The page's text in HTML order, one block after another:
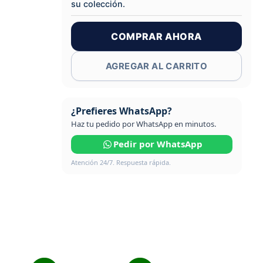
su colección.
COMPRAR AHORA
AGREGAR AL CARRITO
¿Prefieres WhatsApp?
Haz tu pedido por WhatsApp en minutos.
Pedir por WhatsApp
Atención 24/7. Respuesta rápida.